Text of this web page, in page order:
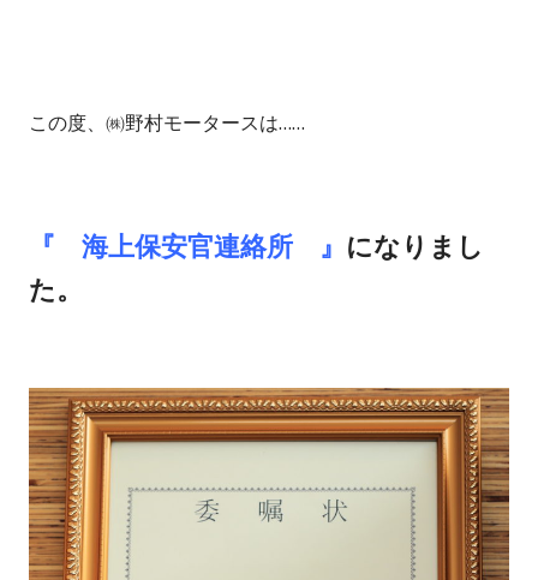
この度、㈱野村モータースは……
『 海上保安官連絡所 』 になりまし
た。